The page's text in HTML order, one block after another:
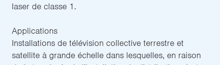
laser de classe 1.
Applications
Installations de télévision collective terrestre et
satellite à grande échelle dans lesquelles, en raison